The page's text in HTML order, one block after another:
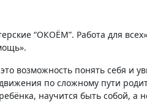
“‎ОКОЁМ”. Работа для
возможность понять себя и
по сложному пути
научится быть собой,